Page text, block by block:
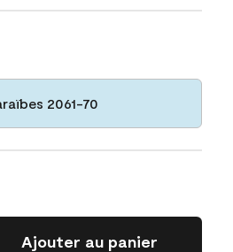
2061-70
Ajouter au panier